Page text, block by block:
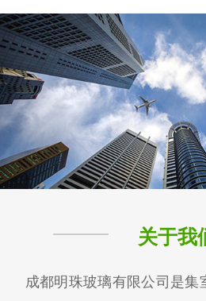
关于我
成都明珠玻璃有限公司是集